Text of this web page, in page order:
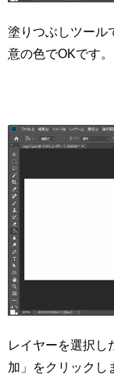
塗りつぶしツール
意の色でOKです。
レイヤーを選択し
加」をクリックし